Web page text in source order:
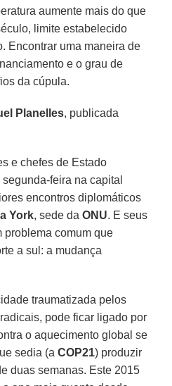
aumente mais do que
limite estabelecido
Encontrar uma maneira de
e o grau de
da cúpula.
Planelles, publicada
e chefes de Estado
feira na capital
encontros diplomáticos
York, sede daONU. E seus
problema comum que
a sul: a mudança
traumatizada pelos
pode ficar ligado por
o aquecimento global se
sedia (aCOP21) produzir
duas semanas. Este 2015